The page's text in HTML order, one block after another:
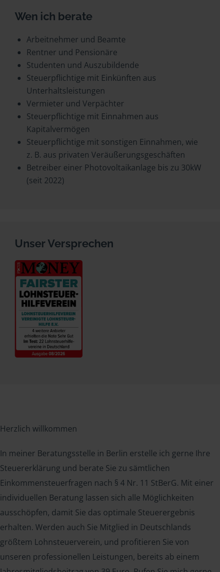
Wen ich berate
Arbeitnehmer und Beamte
Rentner und Pensionäre
Studenten und Auszubildende
Steuerpflichtige mit Einkünften aus
Unterhaltsleistungen
Vermieter und Verpächter
Steuerpflichtige mit Einnahmen aus
Kapitalvermögen
Steuerpflichtige mit sonstigen Einnahmen, wie
z. B. aus privaten Veräußerungsgeschäften
Betreiber einer Photovoltaikanlage bis zu 30kW
(seit 2022)
Unser Versprechen
Herzlich willkommen
In meiner Beratungsstelle in Berlin erstelle ich gerne Ihre
Steuererklärung und berate Sie zu sämtlichen
Einkommensteuerfragen nach § 4 Nr. 11 StBerG. Mit einer
individuellen Beratung lassen sich alle Möglichkeiten
ausschöpfen, damit Sie das optimale Steuerergebnis
erhalten. Werden auch Sie Mitglied in Deutschlands
größtem Lohnsteuerverein, und profitieren Sie von
unseren professionellen Leistungen, bereits ab einem